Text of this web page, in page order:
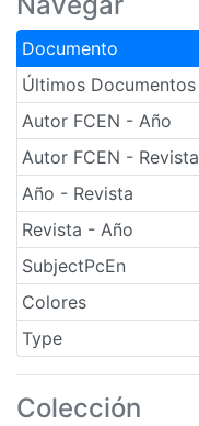
Documento
Últimos Documentos
Autor FCEN - Año
Autor FCEN - Revista
Año - Revista
Revista - Año
SubjectPcEn
Colores
Type
Colección